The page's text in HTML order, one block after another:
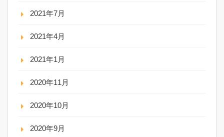
2021年7月
2021年4月
2021年1月
2020年11月
2020年10月
2020年9月